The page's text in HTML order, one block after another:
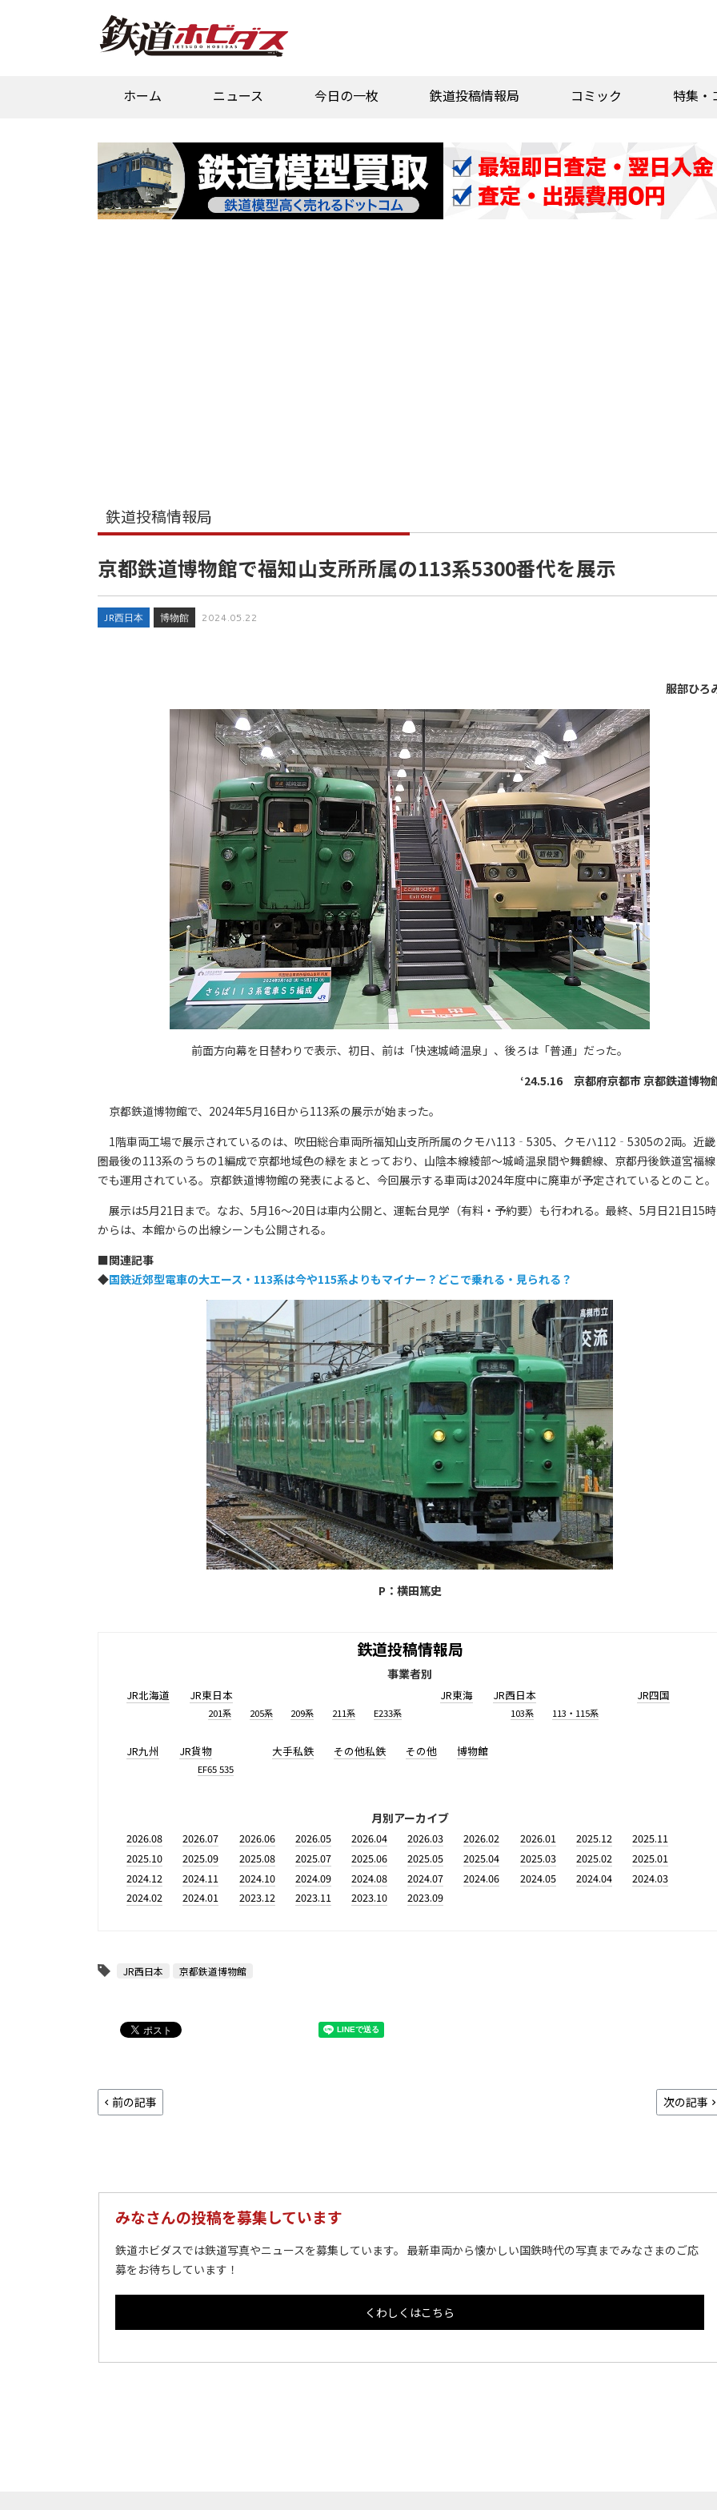
ホーム ニュース 今日の一枚 鉄道投稿情報局 コミック 特集・
鉄道投稿情報局
京都鉄道博物館で福知山支所所属の113系5300番代を展示
JR西日本 博物館 2024.05.22
服部ひろ
前面方向幕を日替わりで表示、初日、前は「快速城崎温泉」、後ろは「普通」だった。
‘24.5.16 京都府京都市 京都鉄道博物
京都鉄道博物館で、2024年5月16日から113系の展示が始まった。
1階車両工場で展示されているのは、吹田総合車両所福知山支所所属のクモハ113‐5305、クモハ112‐5305の2両。近畿
圏最後の113系のうちの1編成で京都地域色の緑をまとっており、山陰本線綾部～城崎温泉間や舞鶴線、京都丹後鉄道宮福線
でも運用されている。京都鉄道博物館の発表によると、今回展示する車両は2024年度中に廃車が予定されているとのこと。
展示は5月21日まで。なお、5月16～20日は車内公開と、運転台見学（有料・予約要）も行われる。最終、5月日21日15時
からは、本館からの出線シーンも公開される。
■関連記事
◆国鉄近郊型電車の大エース・113系は今や115系よりもマイナー？どこで乗れる・見られる？
P：横田篤史
鉄道投稿情報局
事業者別
JR北海道 JR東日本
201系 205系 209系 211系 E233系
JR東海 JR西日本
103系 113・115系
JR四国
JR九州 JR貨物
EF65 535
大手私鉄 その他私鉄 その他 博物館
月別アーカイブ
2026.08 2026.07 2026.06 2026.05 2026.04 2026.03 2026.02 2026.01 2025.12
2025.11
2025.10
2025.09 2025.08 2025.07 2025.06 2025.05 2025.04 2025.03 2025.02
2025.01
2024.12
2024.11 2024.10 2024.09 2024.08 2024.07 2024.06 2024.05 2024.04
2024.03
2024.02
2024.01 2023.12 2023.11 2023.10 2023.09
JR西日本 京都鉄道博物館
前の記事 次の記事
みなさんの投稿を募集しています
鉄道ホビダスでは鉄道写真やニュースを募集しています。 最新車両から懐かしい国鉄時代の写真までみなさまのご応
募をお待ちしています！
くわしくはこちら